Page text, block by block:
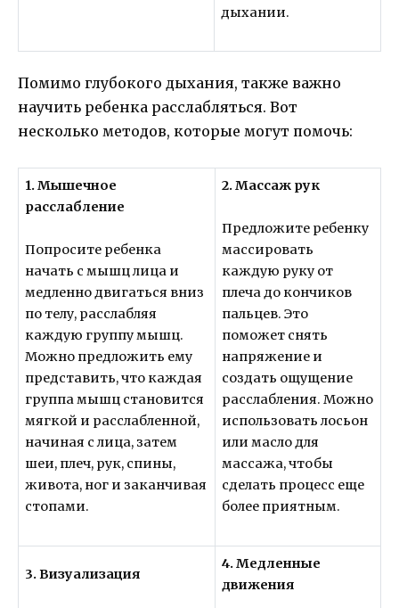
дыхании.
Помимо глубокого дыхания, также важно
научить ребенка расслабляться. Вот
несколько методов, которые могут помочь:
1. Мышечное
расслабление
Попросите ребенка
начать с мышц лица и
медленно двигаться вниз
по телу, расслабляя
каждую группу мышц.
Можно предложить ему
представить, что каждая
группа мышц становится
мягкой и расслабленной,
начиная с лица, затем
шеи, плеч, рук, спины,
живота, ног и заканчивая
стопами.
2. Массаж рук
Предложите ребенку
массировать
каждую руку от
плеча до кончиков
пальцев. Это
поможет снять
напряжение и
создать ощущение
расслабления. Можно
использовать лосьон
или масло для
массажа, чтобы
сделать процесс еще
более приятным.
3. Визуализация
4. Медленные
движения